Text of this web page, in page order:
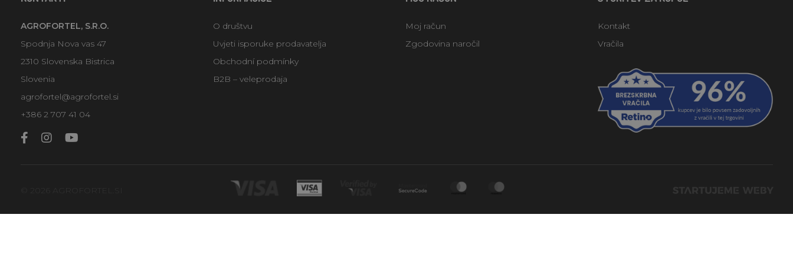
AGROFORTEL, S.R.O.
Spodnja Nova vas 47
2310 Slovenska Bistrica
Slovenia
agrofortel@agrofortel.si
+386 2 707 41 04
O društvu
Uvjeti isporuke prodavatelja
Obchodní podmínky
B2B – veleprodaja
Moj račun
Zgodovina naročil
Kontakt
Vračila